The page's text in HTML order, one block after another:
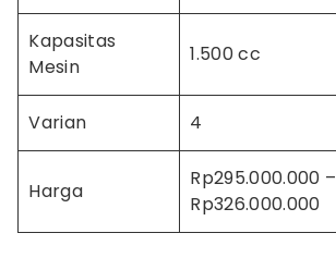
Kapasitas
Mesin
1.500 cc
Varian 4
Harga
Rp295.000.000 –
Rp326.000.000